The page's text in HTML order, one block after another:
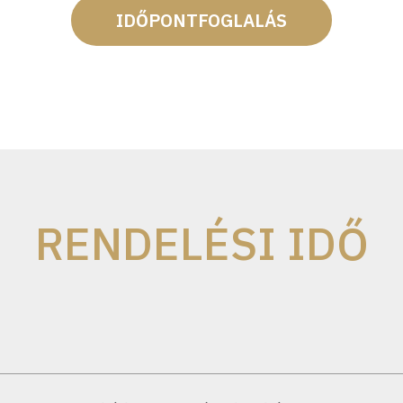
IDŐPONTFOGLALÁS
RENDELÉSI IDŐ